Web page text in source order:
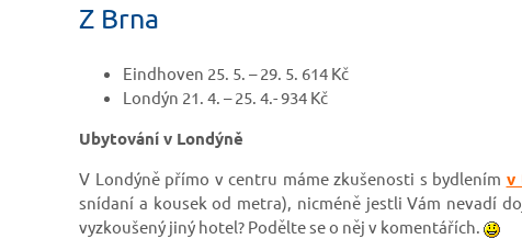
Z Brna
Eindhoven 25. 5. – 29. 5. 614 Kč
Londýn 21. 4. – 25. 4.- 934 Kč
Ubytování v Londýně
V Londýně přímo v centru máme zkušenosti s bydlením v
snídaní a kousek od metra), nicméně jestli Vám nevadí
vyzkoušený jiný hotel? Podělte se o něj v komentářích.